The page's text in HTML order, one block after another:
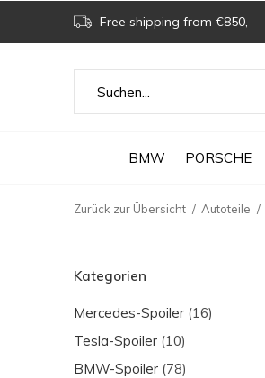
BMW PORSCHE
Free shipping from €850,-
Zurück zur Übersicht Autoteile
Kategorien
Mercedes-Spoiler (16)
Tesla-Spoiler (10)
BMW-Spoiler (78)